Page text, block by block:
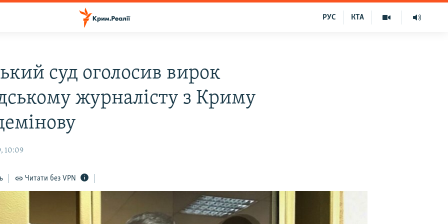
КТА
РУС
суд оголосив вирок
журналісту з Криму
10:09
Читати без VPN